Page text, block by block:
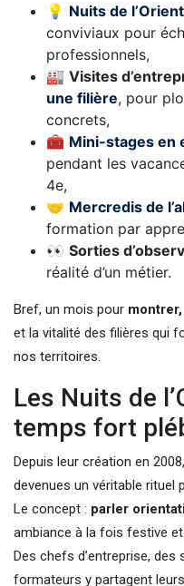
💡 Nuits de
conviviaux pour
professionnels,
🏭 Visites
une filière, pour
concrets,
🧰 Mini-stages en
pendant les
4e,
🤝 Mercredis de
formation par
👀 Sorties
réalité d’un métier.
Bref, un mois pour
et la vitalité des filières qui
nos territoires.
Les Nuits de
temps fort
Depuis leur création en
devenues un véritable rituel
Le concept : parler
ambiance à la fois festive
Des chefs d’entreprise,
formateurs y partagent